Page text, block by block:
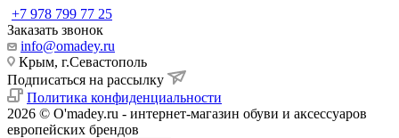
+7 978 799 77 25
Заказать звонок
info@omadey.ru
Крым, г.Севастополь
Подписаться на рассылку
Политика конфиденциальности
2026 © O'madey.ru - интернет-магазин обуви и аксессуаров
европейских брендов